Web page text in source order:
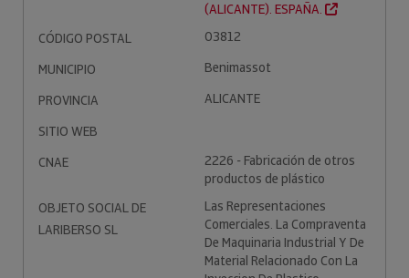
(ALICANTE). ESPAÑA.
CÓDIGO POSTAL
03812
MUNICIPIO
Benimassot
PROVINCIA
ALICANTE
SITIO WEB
CNAE
2226 - Fabricación de otros
productos de plástico
OBJETO SOCIAL DE
LARIBERSO SL
Las Representaciones
Comerciales. La Compraventa
De Maquinaria Industrial Y De
Material Relacionado Con La